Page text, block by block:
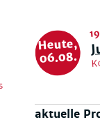
Heute,
06.08.
aktuelle